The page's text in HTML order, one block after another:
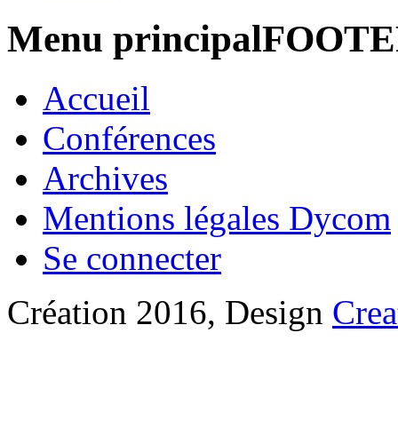
Menu
Accueil
Conférences
Archives
Mentions légales Dycom
Se connecter
Création 2016, Design